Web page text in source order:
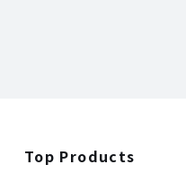
Top Products